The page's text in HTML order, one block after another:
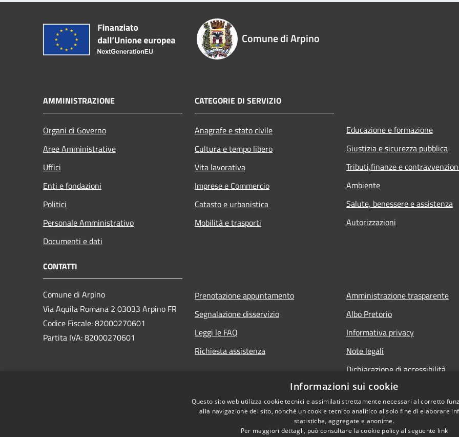
Comune di Arpino
AMMINISTRAZIONE
Organi di Governo
Aree Amministrative
Uffici
Enti e fondazioni
Politici
Personale Amministrativo
Documenti e dati
CATEGORIE DI SERVIZIO
Anagrafe e stato civile
Cultura e tempo libero
Vita lavorativa
Imprese e Commercio
Catasto e urbanistica
Mobilità e trasporti
Educazione e formazione
Giustizia e sicurezza pubblica
Tributi,finanze e
Ambiente
Salute, benessere e assistenza
Autorizzazioni
CONTATTI
Comune di Arpino
Via Aquila Romana 2 03033 Arpino FR
Codice Fiscale: 82000270601
Partita IVA: 82000270601
Prenotazione appuntamento
Segnalazione disservizio
Leggi le FAQ
Richiesta assistenza
Amministrazione trasparente
Albo Pretorio
Informativa privacy
Note legali
Dichiarazione di accessibilità
Informazioni sui cookie
Questo sito web utilizza cookie tecnici e assimilati strettamente necessari al corretto
alla navigazione del sito, nonché un cookie tecnico analitico al solo fine di elaborare
statistiche, aggregate e anonime.
Per maggiori dettagli, può consultare la cookie policy al seguente link